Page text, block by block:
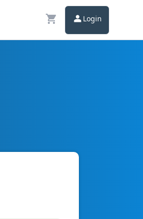
Login